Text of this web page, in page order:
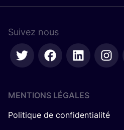
Suivez nous
MENTIONS LÉGALES
Politique de confidentialité